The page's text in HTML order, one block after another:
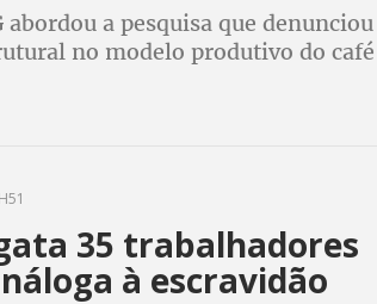
a pesquisa que denunciou
no modelo produtivo do café
35 trabalhadores
à escravidão